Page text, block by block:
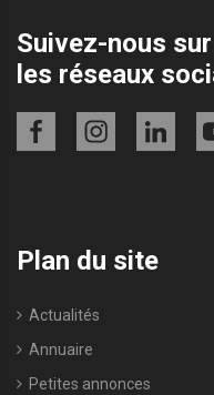
Suivez-nous sur
les réseaux
Plan du site
Actualités
Annuaire
Petites annonces